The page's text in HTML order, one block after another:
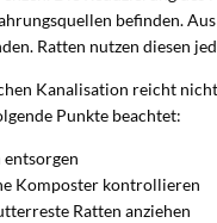
befinden.
Ratten nutzen diesen
Kanalisation reicht
Punkte beachtet:
entsorgen
Komposter kontrollieren
Ratten anziehen